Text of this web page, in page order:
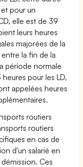
pour un
elle est de 39
leurs heures
majorées de la
la fin de la
période normale
pour les LD,
appelées heures
routiers
routiers
en cas de
d'un salarié en
Ces